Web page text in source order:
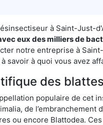
à Saint-Just-
eux des milliers de
notre entreprise à
savoir à quoi vous avez
des
populaire de
de
ou encore Blattodea.